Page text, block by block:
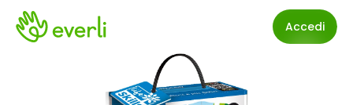
Accedi